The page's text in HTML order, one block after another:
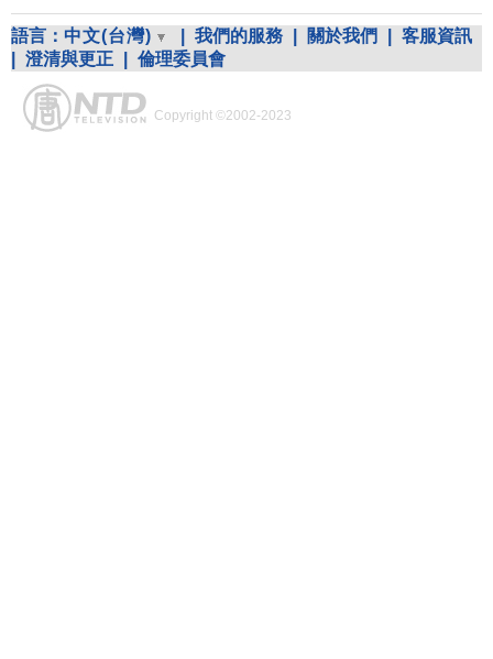
語言： 中文(台灣) 我們的服務 關於我們
客服資訊
澄清與更正 倫理委員會
Copyright ©2002-2023